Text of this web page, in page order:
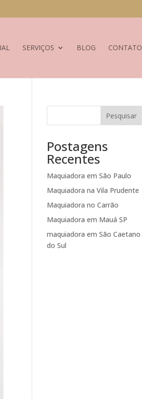
SERVIÇOS BLOG CONTATO
Pesquisar
Postagens
Recentes
Maquiadora em São Paulo
Maquiadora na Vila Prudente
Maquiadora no Carrão
Maquiadora em Mauá SP
maquiadora em São Caetano
do Sul